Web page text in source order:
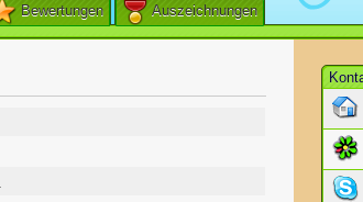
Bewertungen Auszeichnungen